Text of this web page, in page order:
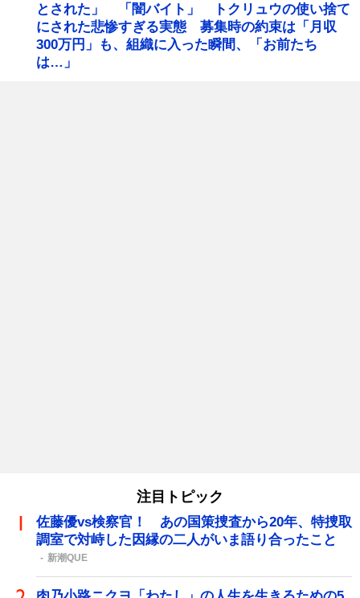
とされた」 「闇バイト」 トクリュウの使い捨て
にされた悲惨すぎる実態 募集時の約束は「月収
300万円」も、組織に入った瞬間、「お前たち
は…」
注目トピック
佐藤優vs検察官！ あの国策捜査から20年、特捜取
調室で対峙した因縁の二人がいま語り合ったこと
新潮QUE